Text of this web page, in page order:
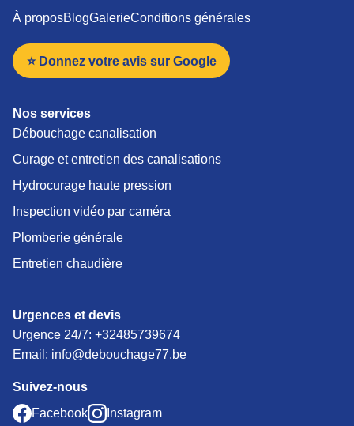
À proposBlogGalerieConditions générales
⭐ Donnez votre avis sur Google
Nos services
Débouchage canalisation
Curage et entretien des canalisations
Hydrocurage haute pression
Inspection vidéo par caméra
Plomberie générale
Entretien chaudière
Urgences et devis
Urgence 24/7: +32485739674
Email: info@debouchage77.be
Suivez-nous
Facebook
Instagram